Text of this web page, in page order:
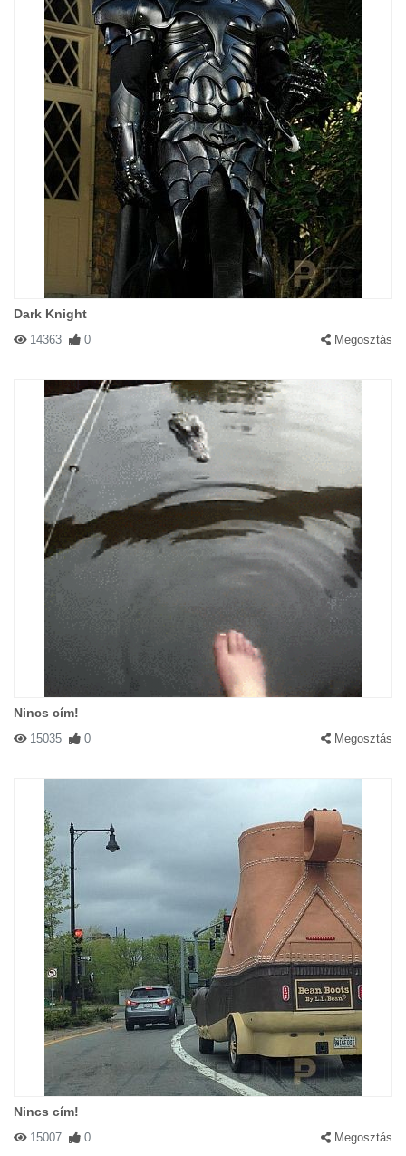
Dark Knight
14363 0 Megosztás
Nincs cím!
15035 0 Megosztás
Nincs cím!
15007 0 Megosztás